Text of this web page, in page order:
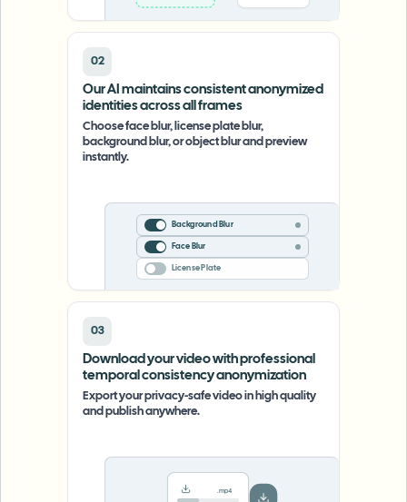
02
Our AI maintains consistent anonymized
identities across all frames
Choose face blur, license plate blur,
background blur, or object blur and preview
instantly.
Background Blur
Face Blur
License Plate
03
Download your video with professional
temporal consistency anonymization
Export your privacy-safe video in high quality
and publish anywhere.
.mp4